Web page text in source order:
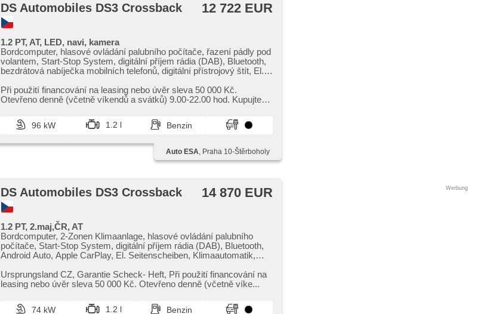
DS Automobiles DS3 Crossback 12 722 EUR
1.2 PT, AT, LED, navi, kamera
Bordcomputer, hlasové ovládání palubního počítače, řazení pádly pod
volantem, Start-Stop System, digitální příjem rádia (DAB), Bluetooth,
bezdrátová nabíječka mobilních telefonů, digitální přístrojový štít, El.
einstellbar, Navigation, Multifunktionslenkrad, USB, head-up display,
Automatikgetriebe, täglich Leuchten, LED adaptivní světlomety, volba
Zentralverriegelung mit Funkfernbedienung, Elektronisches
Stabilitätsprogramm (ESP), Scheibenwischersensor,
Taste, Vorderlichter LED, ABS, isofix, Fahrkamera, elektronická ruční
brzda, Notbremsung (PEBS), 6x Airbag, asistent jízdy v jízdním
Při použití financování na leasing nebo úvěr sleva 50 000 Kč.
Otevřeno denně (včetně víkendů a svátků) 9.00​-22.00 hod. Kupujte
96 kW 1.2 l Benzin
Auto ESA, Praha 10-Štěrboholy
DS Automobiles DS3 Crossback 14 870 EUR
1.2 PT, 2.maj,ČR, AT
Bordcomputer, 2-Zonen Klimaanlage, hlasové ovládání palubního
počítače, Start-Stop System, digitální příjem rádia (DAB), Bluetooth,
Android Auto, Apple CarPlay, El. Seitenscheiben, Klimaautomatik,
Scheiben, täglich Leuchten, Alufelgen, Handgetriebe, El. Spiegel,
beheizte Spiegel, Servolenkung, Zentralverriegelung mit
Nebelscheinwerfer, starten per Taste, ABS, isofix, elektronická ruční
Ursprungsland CZ,​ Garantie Scheck​- Heft,​ Při použití financování na
leasing nebo úvěr sleva 50 000 Kč. Otevřeno denně (včetně víke...
74 kW 1.2 l Benzin
Werbung